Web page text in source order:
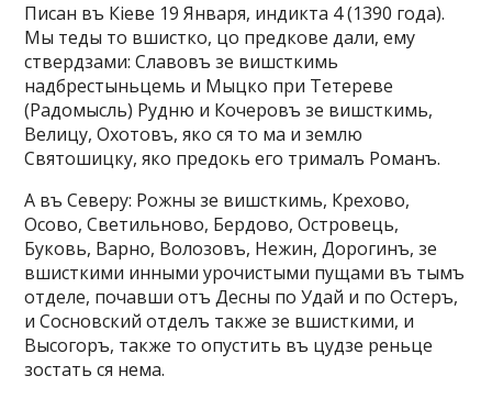
Писан въ Кіеве 19 Января, индикта 4 (1390 года).
Мы теды то вшистко, цо предкове дали, ему
ствердзами: Славовъ зе вишсткимь
надбрестыньцемь и Мыцко при Тетереве
(Радомысль) Рудню и Кочеровъ зе вишсткимь,
Велицу, Охотовъ, яко ся то ма и землю
Святошицку, яко предокь его трималъ Романъ.
А въ Северу: Рожны зе вишсткимь, Крехово,
Осово, Светильново, Бердово, Островець,
Буковь, Варно, Волозовъ, Нежин, Дорогинъ, зе
вшисткими инными урочистыми пущами въ тымъ
отделе, почавши отъ Десны по Удай и по Остеръ,
и Сосновский отделъ также зе вшисткими, и
Высогоръ, также то опустить въ цудзе реньце
зостать ся нема.